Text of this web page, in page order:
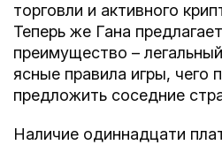
торговли и активного
Теперь же Гана
преимущество –
ясные правила игры, чего
предложить соседние
Наличие одиннадцати